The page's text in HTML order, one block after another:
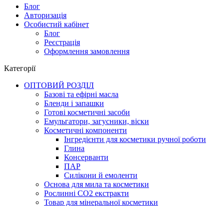
Блог
Авторизація
Особистий кабінет
Блог
Реєстрація
Оформлення замовлення
Категорії
ОПТОВИЙ РОЗДІЛ
Базові та ефірні масла
Бленди і запашки
Готові косметичні засоби
Емульгатори, загусники, віски
Косметичні компоненти
Інгредієнти для косметики ручної роботи
Глина
Консерванти
ПАР
Силікони й емоленти
Основа для мила та косметики
Рослинні СО2 екстракти
Товар для мінеральної косметики